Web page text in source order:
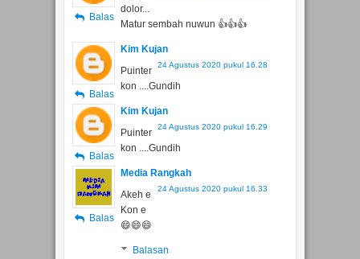
Balas
kimgundih.com
Siap
Balas
Balas
24 Agustus 2020 pukul 16.29
Balas
Media Rangkah
Akeh e